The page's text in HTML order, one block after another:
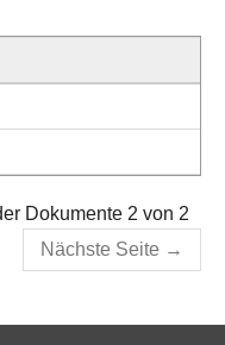
Dokumente 2 von 2
Nächste Seite →